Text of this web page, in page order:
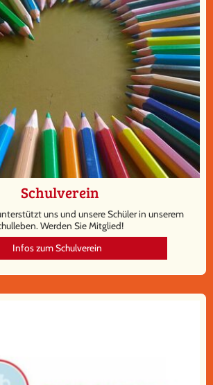
Schulverein
uns und unsere Schüler in unserem
Werden Sie Mitglied!
Infos zum Schulverein